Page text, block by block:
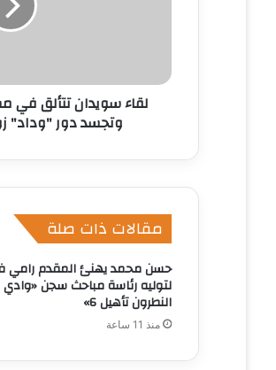
لقاء سويدان تتألق في
وتجسد دور "وداد"
مقالات ذات صلة
حسن محمد يهنئ المقدم رامي
لتوليه رئاسة مباحث سجن «وادي
النطرون تأهيل 6»
منذ 11 ساعة